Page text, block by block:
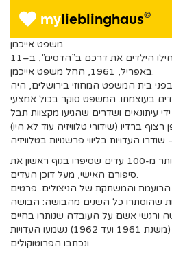
my lieblinghaus©
משפט אייכמן
כמעט שנה אחרי שהתחילו הילדים את דרכם ב”הדסים”, ב–11
באפריל, 1961, החל משפט אייכמן.
בית המשפט המחוזי בירושלים, היה
בעוצמתו. המשפט סוקר בכול אמצעי
ברדיו (שידורי טלוויזיה עוד לא היו)
לראשונה, נשמע קולם של יותר מ-100 עדים שסיפרו בגוף ראשון את
סיפורם האישי, מעל דוכן העדים.
והמשתקת של הניצולים. פרטים
שהוסתרו כל השנים מהבושה: הבושה
ימים ארוכים, שעות אינסוף, (משנת 1961 ועד 1962) נשמעו העדויות
ונכתבו הפרוטוקולים.